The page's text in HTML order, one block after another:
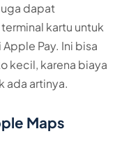
dapat
kartu untuk
Pay. Ini bisa
kecil, karena biaya
ada artinya.
Maps